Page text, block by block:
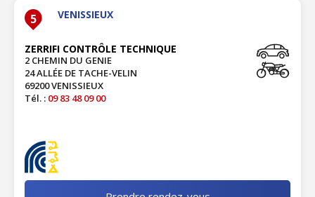
5 VENISSIEUX
ZERRIFI CONTRÔLE TECHNIQUE
2 CHEMIN DU GENIE
24 ALLÉE DE TACHE-VELIN
69200 VENISSIEUX
Tél. : 09 83 48 09 00